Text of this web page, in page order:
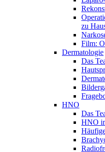
zu
Film:
Dermatologie
Das
HNO
Das
HNO